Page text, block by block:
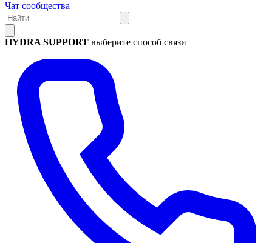
Чат сообщества
HYDRA SUPPORT выберите способ связи